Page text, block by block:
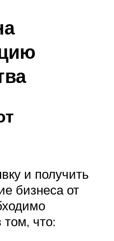
и получить
бизнеса от
том, что: